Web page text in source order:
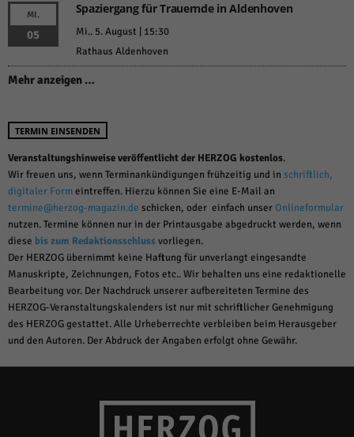
MI.
05
Spaziergang für Trauernde in Aldenhoven
Mi.. 5. August | 15:30
Rathaus Aldenhoven
Mehr anzeigen …
TERMIN EINSENDEN
Veranstaltungshinweise veröffentlicht der HERZOG kostenlos.
Wir freuen uns, wenn Terminankündigungen frühzeitig und in schriftlich,
digitaler Formeintreffen. Hierzu können Sie eine E-Mail an
termine@herzog-magazin.de schicken, oder einfach unserOnlineformular
nutzen. Termine können nur in der Printausgabe abgedruckt werden, wenn
diese bis zum Redaktionsschlussvorliegen.
Der HERZOG übernimmt keine Haftung für unverlangt eingesandte
Manuskripte, Zeichnungen, Fotos etc.. Wir behalten uns eine redaktionelle
Bearbeitung vor. Der Nachdruck unserer aufbereiteten Termine des
HERZOG-Veranstaltungskalenders ist nur mit schriftlicher Genehmigung
des HERZOG gestattet. Alle Urheberrechte verbleiben beim Herausgeber
und den Autoren. Der Abdruck der Angaben erfolgt ohne Gewähr.